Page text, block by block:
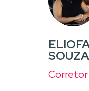
Corretor